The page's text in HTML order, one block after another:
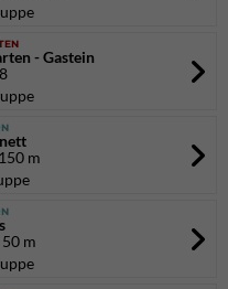
- Gastein
m
m